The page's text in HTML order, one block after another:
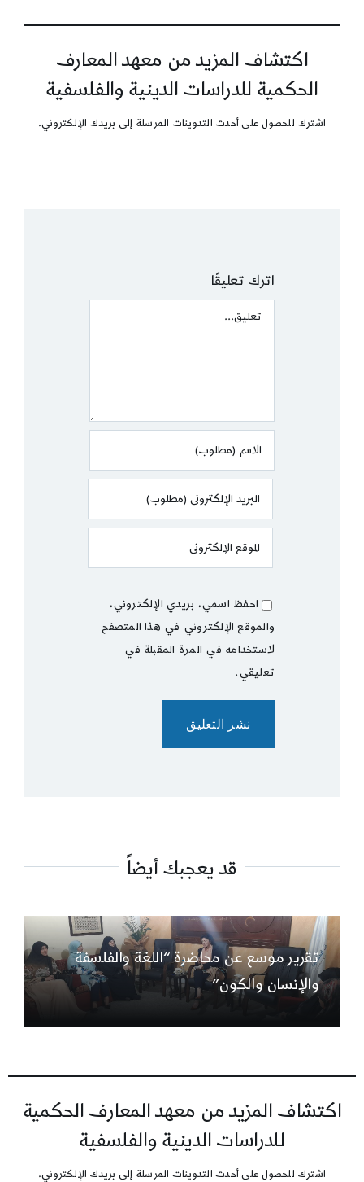
اكتشاف المزيد من معهد المعارف
الحكمية للدراسات الدينية والفلسفية
اشترك للحصول على أحدث التدوينات المرسلة إلى بريدك الإلكتروني.
اترك تعليقًا
Comment
احفظ اسمي، بريدي الإلكتروني،
والموقع الإلكتروني في هذا المتصفح
لاستخدامه في المرة المقبلة في
تعليقي.
قد يعجبك أيضاً
تقرير موسع عن محاضرة “اللغة والفلسفة
والإنسان والكون”
اكتشاف المزيد من معهد المعارف الحكمية
للدراسات الدينية والفلسفية
اشترك للحصول على أحدث التدوينات المرسلة إلى بريدك الإلكتروني.